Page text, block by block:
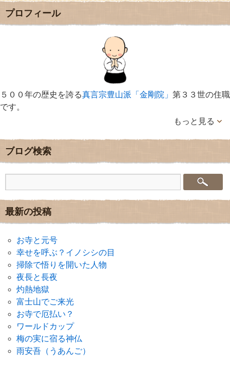
プロフィール
５００年の歴史を誇る真言宗豊山派「金剛院」 第３３世の住職
です。
もっと見る
ブログ検索
最新の投稿
お寺と元号
幸せを呼ぶ？イノシシの目
掃除で悟りを開いた人物
夜長と長夜
灼熱地獄
富士山でご来光
お寺で厄払い？
ワールドカップ
梅の実に宿る神仏
雨安吾（うあんご）